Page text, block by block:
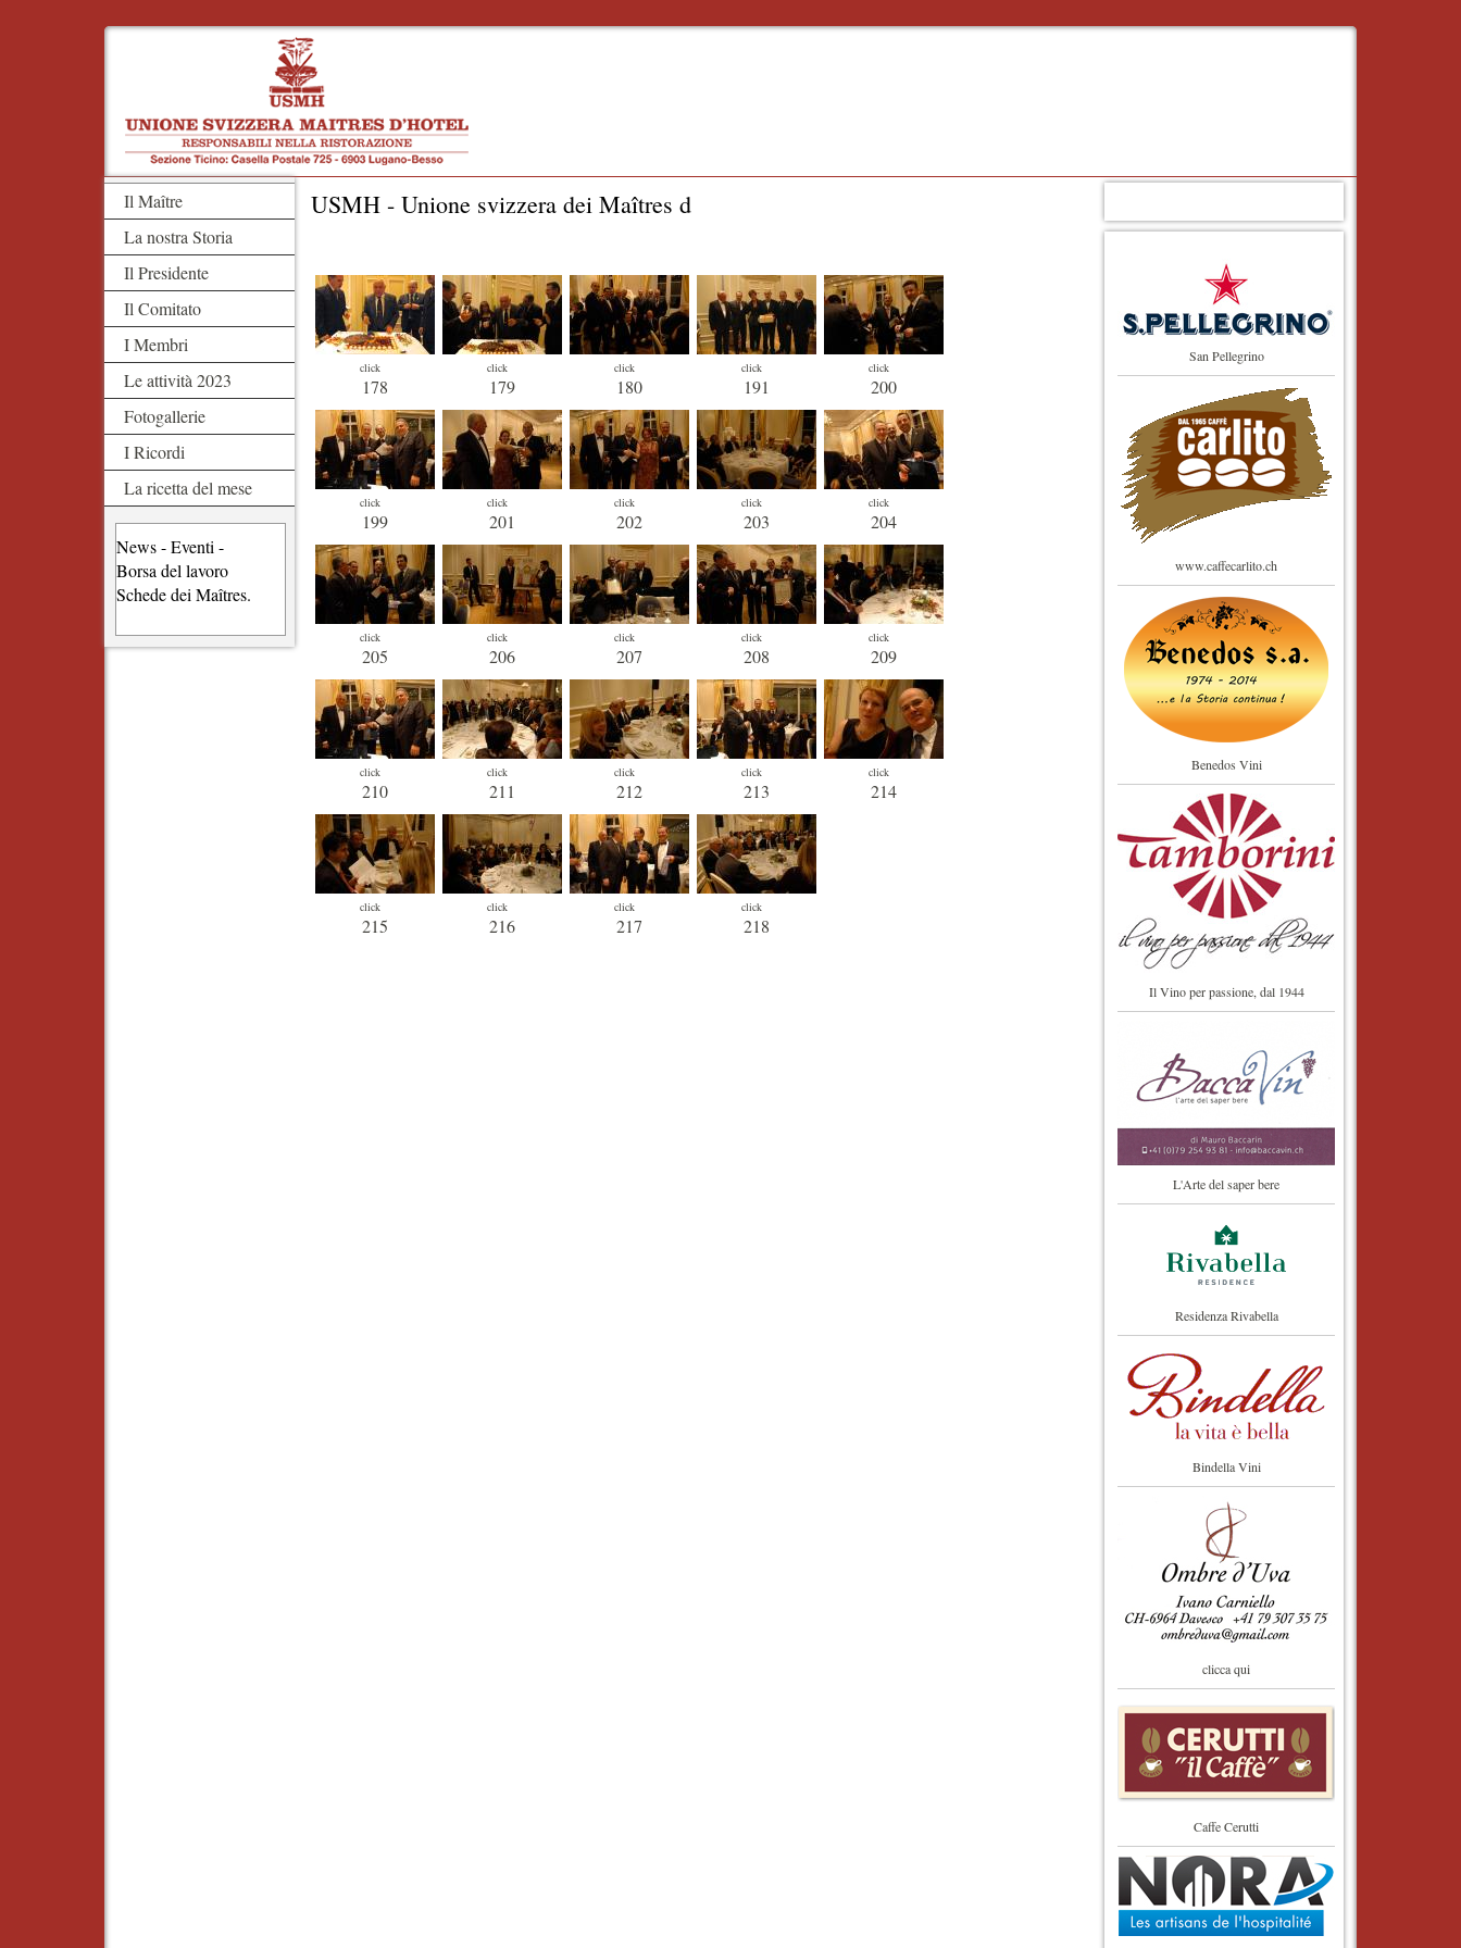
Il Maître
La nostra Storia
Il Presidente
Il Comitato
I Membri
Le attività 2023
Fotogallerie
I Ricordi
La ricetta del mese
News - Eventi -
Borsa del lavoro
Schede dei Maîtres.
USMH - Unione svizzera dei Maîtres d
click
178
click
179
click
180
click
191
click
200
click
199
click
201
click
202
click
203
click
204
click
205
click
206
click
207
click
208
click
209
click
210
click
211
click
212
click
213
click
214
click
215
click
216
click
217
click
218
San Pellegrino
www.caffecarlito.ch
Benedos Vini
Il Vino per passione, dal 1944
L'Arte del saper bere
Residenza Rivabella
Bindella Vini
clicca qui
Caffe Cerutti